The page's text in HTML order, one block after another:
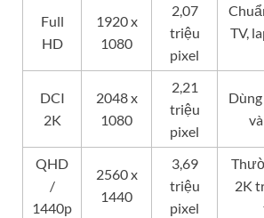
Full
HD
1920 x
1080
2,07
triệu
pixel
TV,
DCI
2K
2048 x
1080
2,21
triệu
pixel
QHD
/
1440p
2560 x
1440
3,69
triệu
pixel
2K